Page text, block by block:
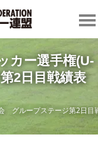
カー選手権(U-
2日目戦績表
グループステージ第2日目